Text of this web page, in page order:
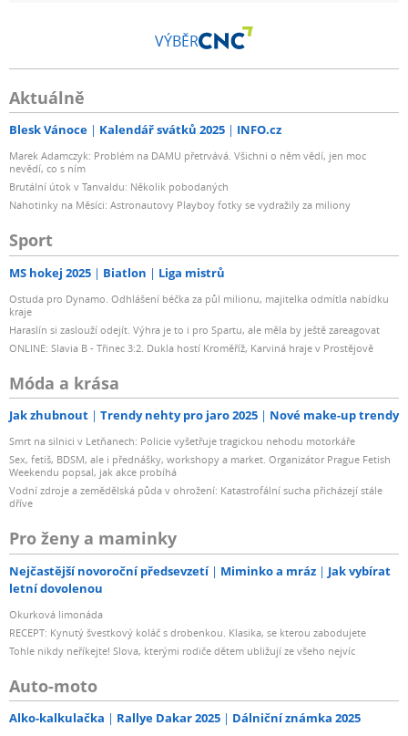
VÝBĚR
Aktuálně
Blesk Vánoce Kalendář svátků 2025 INFO.cz
Marek Adamczyk: Problém na DAMU přetrvává. Všichni o něm vědí, jen moc
nevědí, co s ním
Brutální útok v Tanvaldu: Několik pobodaných
Nahotinky na Měsíci: Astronautovy Playboy fotky se vydražily za miliony
Sport
MS hokej 2025 Biatlon Liga mistrů
Ostuda pro Dynamo. Odhlášení béčka za půl milionu, majitelka odmítla nabídku
kraje
Haraslín si zaslouží odejít. Výhra je to i pro Spartu, ale měla by ještě zareagovat
ONLINE: Slavia B - Třinec 3:2. Dukla hostí Kroměříž, Karviná hraje v Prostějově
Móda a krása
Jak zhubnout Trendy nehty pro jaro 2025 Nové make-up trendy
Smrt na silnici v Letňanech: Policie vyšetřuje tragickou nehodu motorkáře
Sex, fetiš, BDSM, ale i přednášky, workshopy a market. Organizátor Prague Fetish
Weekendu popsal, jak akce probíhá
Vodní zdroje a zemědělská půda v ohrožení: Katastrofální sucha přicházejí stále
dříve
Pro ženy a maminky
Nejčastější novoroční předsevzetí Miminko a mráz
Jak vybírat
letní dovolenou
Okurková limonáda
RECEPT: Kynutý švestkový koláč s drobenkou. Klasika, se kterou zabodujete
Tohle nikdy neříkejte! Slova, kterými rodiče dětem ubližují ze všeho nejvíc
Auto-moto
Alko-kalkulačka Rallye Dakar 2025 Dálniční známka 2025